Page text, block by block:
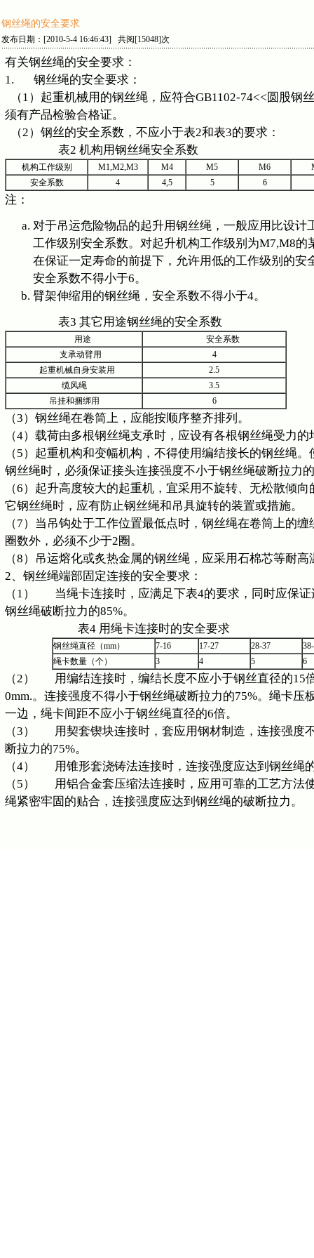
钢丝绳的安全要求
发布日期：[2010-5-4 16:46:43] 共阅[15048]次
有关钢丝绳的安全要求：
1. 钢丝绳的安全要求：
（1）起重机械用的钢丝绳，应符合GB1102-74<<圆股钢
须有产品检验合格证。
（2）钢丝的安全系数，不应小于表2和表3的要求：
表2 机构用钢丝绳安全系数
机构工作级别 M1,M2,M3 M4 M5 M6
安全系数
4 4,5 5 6
注：
对于吊运危险物品的起升用钢丝绳，一般应用比设计
工作级别安全系数。对起升机构工作级别为M7,M8的
在保证一定寿命的前提下，允许用低的工作级别的安
安全系数不得小于6。
臂架伸缩用的钢丝绳，安全系数不得小于4。
表3 其它用途钢丝绳的安全系数
用途
安全系数
支承动臂用
4
起重机械自身安装用
2.5
缆风绳
3.5
吊挂和捆绑用
6
（3）钢丝绳在卷筒上，应能按顺序整齐排列。
（4）载荷由多根钢丝绳支承时，应设有各根钢丝绳受力的
（5）起重机构和变幅机构，不得使用编结接长的钢丝绳
钢丝绳时，必须保证接头连接强度不小于钢丝绳破断拉力
（6）起升高度较大的起重机，宜采用不旋转、无松散倾
它钢丝绳时，应有防止钢丝绳和吊具旋转的装置或措施。
（7）当吊钩处于工作位置最低点时，钢丝绳在卷筒上的
圈数外，必须不少于2圈。
（8）吊运熔化或炙热金属的钢丝绳，应采用石棉芯等耐
2、钢丝绳端部固定连接的安全要求：
（1） 当绳卡连接时，应满足下表4的要求，同时应保证
钢丝绳破断拉力的85%。
表4 用绳卡连接时的安全要求
钢丝绳直径（mm） 7-16 17-27 28-37
绳卡数量（个）
3 4 5 6
（2） 用编结连接时，编结长度不应小于钢丝直径的15
0mm.。连接强度不得小于钢丝绳破断拉力的75%。绳卡压
一边，绳卡间距不应小于钢丝绳直径的6倍。
（3） 用契套锲块连接时，套应用钢材制造，连接强度
断拉力的75%。
（4） 用锥形套浇铸法连接时，连接强度应达到钢丝绳
（5） 用铝合金套压缩法连接时，应用可靠的工艺方法
绳紧密牢固的贴合，连接强度应达到钢丝绳的破断拉力。